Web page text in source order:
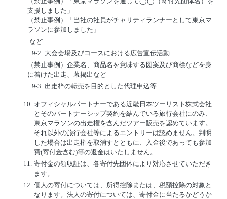
支援しました」
（禁止事例）「当社の社員がチャリティランナーとして東京マ
ラソンに参加しました」
など
9-2. 大会会場及びコースにおける広告宣伝活動
（禁止事例）企業名、商品名を意味する図案及び商標などを身
に着けた出走、幕掲出など
9-3. 出走枠の転売を目的とした代理申込等
10. オフィシャルパートナーである近畿日本ツーリスト株式会社
とそのパートナーシップ契約を結んでいる旅行会社にのみ、
東京マラソンの出走権を含んだツアー販売を認めています。
それ以外の旅行会社等によるエントリーは認めません。判明
した場合は出走権を取消すとともに、入金後であっても参加
費(寄付金含む)等の返金はいたしません。
11. 寄付金の領収証は、各寄付先団体により対応させていただき
ます。
12. 個人の寄付については、所得控除または、税額控除の対象と
なります。法人の寄付については、寄付金に当たるかどうか